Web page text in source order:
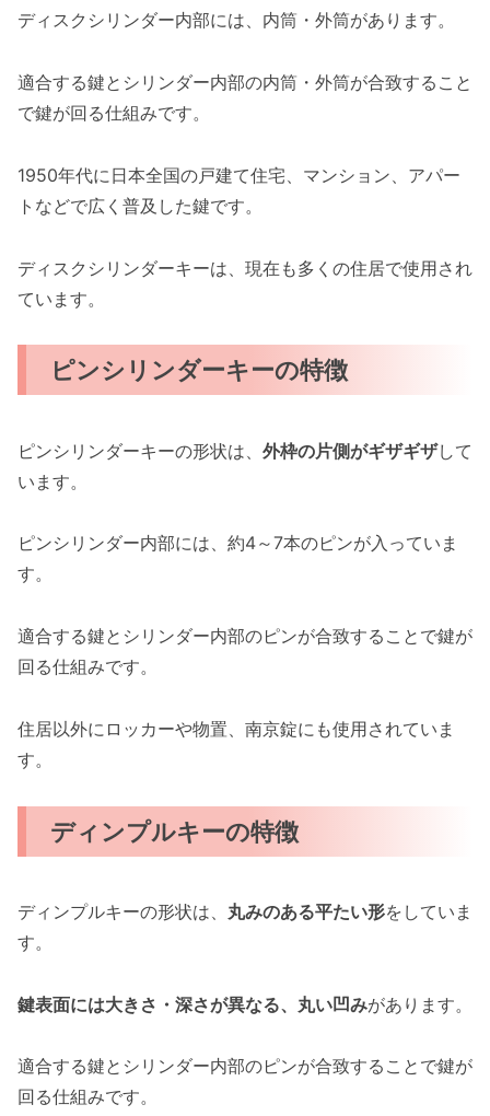
ディスクシリンダー内部には、内筒・外筒があります。
適合する鍵とシリンダー内部の内筒・外筒が合致すること
で鍵が回る仕組みです。
1950年代に日本全国の戸建て住宅、マンション、アパー
トなどで広く普及した鍵です。
ディスクシリンダーキーは、現在も多くの住居で使用され
ています。
ピンシリンダーキーの特徴
ピンシリンダーキーの形状は、 外枠の片側がギザギザして
います。
ピンシリンダー内部には、約4～7本のピンが入っていま
す。
適合する鍵とシリンダー内部のピンが合致することで鍵が
回る仕組みです。
住居以外にロッカーや物置、南京錠にも使用されていま
す。
ディンプルキーの特徴
ディンプルキーの形状は、 丸みのある平たい形をしていま
す。
鍵表面には大きさ・深さが異なる、丸い凹みがあります。
適合する鍵とシリンダー内部のピンが合致することで鍵が
回る仕組みです。